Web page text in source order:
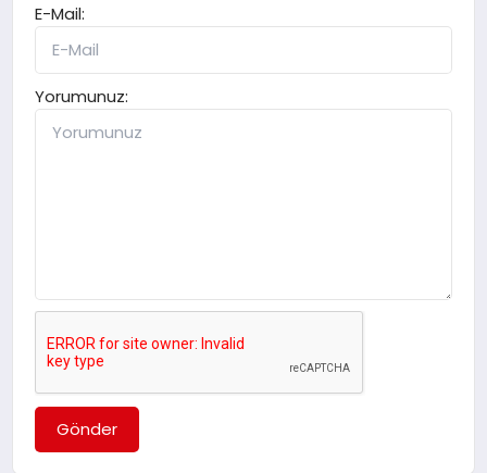
E-Mail:
Yorumunuz:
Gönder